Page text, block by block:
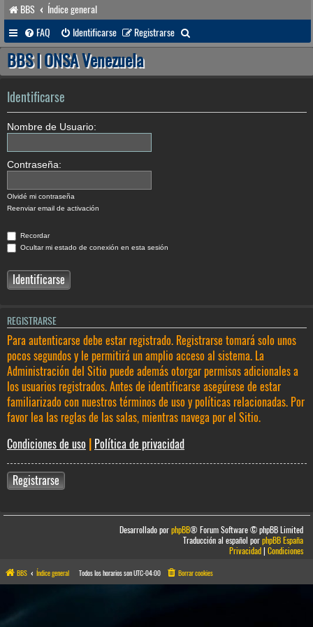
BBS
Índice general
FAQ
Identificarse Registrarse
u
a
BBS | ONSA Venezuela
Identificarse
Nombre de Usuario:
Contraseña:
Olvidé mi contraseña
Reenviar email de activación
Recordar
Ocultar mi estado de conexión en esta sesión
REGISTRARSE
Para autenticarse debe estar registrado. Registrarse tomará solo unos
pocos segundos y le permitirá un amplio acceso al sistema. La
Administración del Sitio puede además otorgar permisos adicionales a
los usuarios registrados. Antes de identificarse asegúrese de estar
familiarizado con nuestros términos de uso y políticas relacionadas. Por
favor lea las reglas de las salas, mientras navega por el Sitio.
Condiciones de uso
Política de privacidad
Registrarse
Desarrollado porphpBB® Forum Software © phpBB Limited
Traducción al español porphpBB España
Privacidad|Condiciones
BBS Índice general Todos los horarios sonUTC-04:00 Borrar cookies